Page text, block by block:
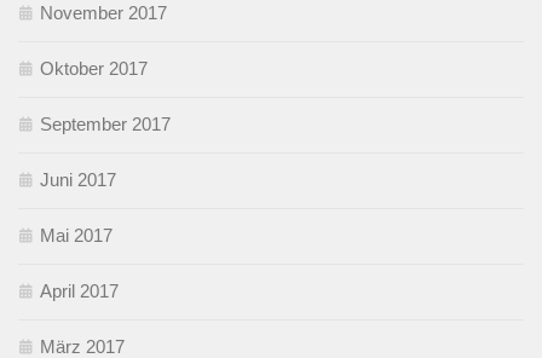
November 2017
Oktober 2017
September 2017
Juni 2017
Mai 2017
April 2017
März 2017